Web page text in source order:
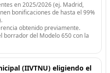
en 2025/2026 (ej. Madrid,
bonificaciones de hasta el 99%
obtenido previamente.
borrador del Modelo 650 con la
(IIVTNU) eligiendo el